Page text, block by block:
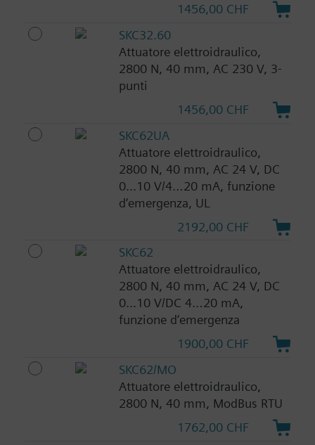
1456,00 CHF
SKC32.60
Attuatore elettroidraulico,
2800 N, 40 mm, AC 230 V, 3-
punti
1456,00 CHF
SKC62UA
Attuatore elettroidraulico,
2800 N, 40 mm, AC 24 V, DC
0...10 V/4…20 mA, funzione
d‘emergenza, UL
2192,00 CHF
SKC62
Attuatore elettroidraulico,
2800 N, 40 mm, AC 24 V, DC
0...10 V/DC 4…20 mA,
funzione d‘emergenza
1900,00 CHF
SKC62/MO
Attuatore elettroidraulico,
2800 N, 40 mm, ModBus RTU
1762,00 CHF